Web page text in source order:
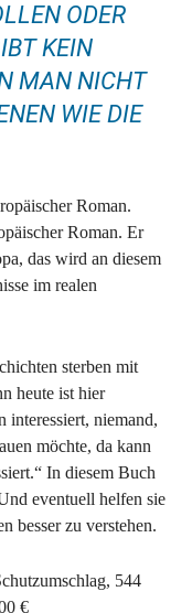
ODER
KEIN
MAN NICHT
WIE DIE
Roman.
Roman. Er
das wird an diesem
im realen
sterben mit
heute ist hier
interessiert, niemand,
möchte, da kann
In diesem Buch
eventuell helfen sie
besser zu verstehen.
544
€